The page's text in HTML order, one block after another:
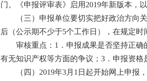
门。《申报评审表》启用2019年新版本，
（三）申报单位要切实把好政治方向关
后（公示期不少于5个工作日），在规定
审核重点：1．申报成果是否坚持正确
有无知识产权等方面的争议；3．申报资
（四）2019年3月1日起开始网上申报，